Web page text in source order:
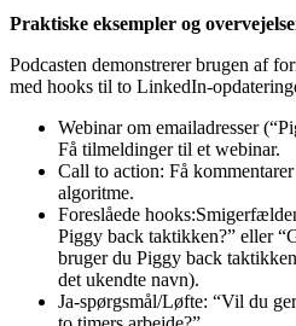
Praktiske eksempler og
Podcasten demonstrerer brugen af
med hooks til to LinkedIn-
Webinar om emailadresser
Få tilmeldinger til et webinar.
Call to action: Få
algoritme.
Foreslåede
Piggy back taktikken?” eller
bruger du Piggy back
det ukendte navn).
Ja-spørgsmål/Løfte: “Vil du